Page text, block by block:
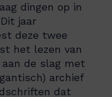
dingen op in
jaar
deze twee
het lezen van
de slag met
archief
dat